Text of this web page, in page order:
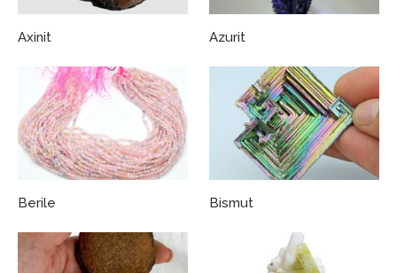
Axinit Azurit
Berile Bismut